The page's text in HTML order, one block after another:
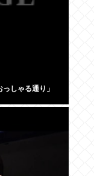
っしゃる通り」